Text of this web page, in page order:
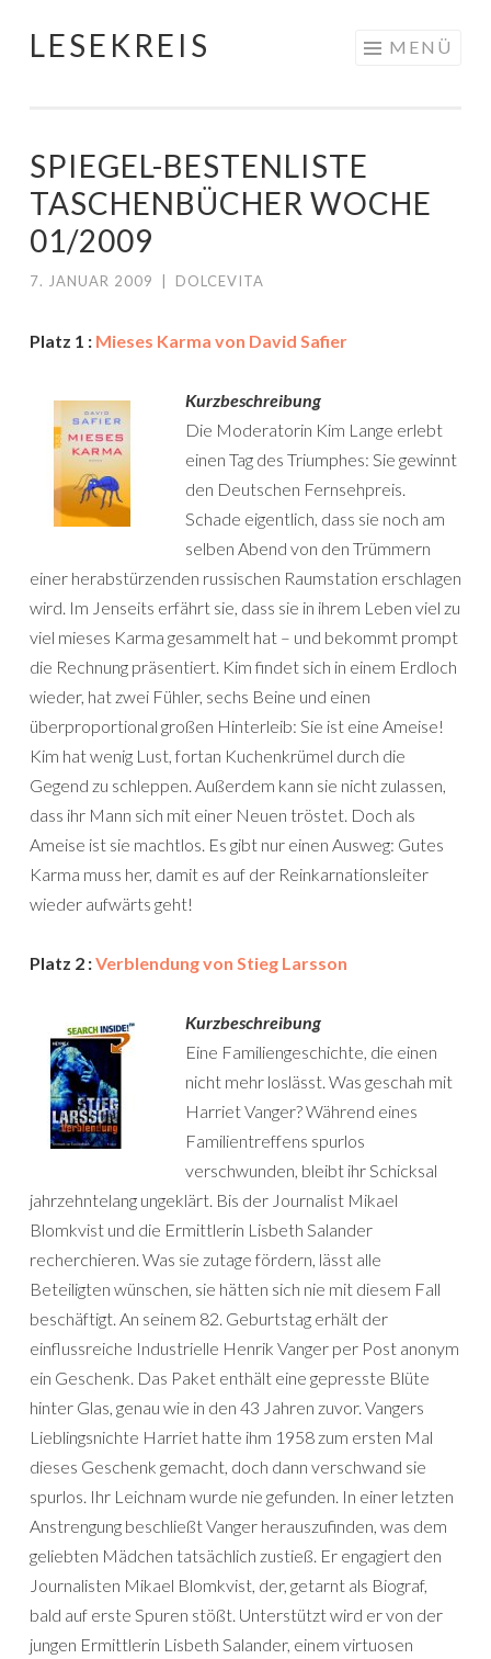
Springe
LESEKREIS MENÜ
SPIEGEL-BESTENLISTE
TASCHENBÜCHER WOCHE
01/2009
7. JANUAR 2009 DOLCEVITA
Platz 1 : Mieses Karma von David Safier
Kurzbeschreibung
Die Moderatorin Kim Lange erlebt
einen Tag des Triumphes: Sie gewinnt
den Deutschen Fernsehpreis.
Schade eigentlich, dass sie noch am
selben Abend von den Trümmern
einer herabstürzenden russischen Raumstation erschlagen
wird. Im Jenseits erfährt sie, dass sie in ihrem Leben viel zu
viel mieses Karma gesammelt hat – und bekommt prompt
die Rechnung präsentiert. Kim findet sich in einem Erdloch
wieder, hat zwei Fühler, sechs Beine und einen
überproportional großen Hinterleib: Sie ist eine Ameise!
Kim hat wenig Lust, fortan Kuchenkrümel durch die
Gegend zu schleppen. Außerdem kann sie nicht zulassen,
dass ihr Mann sich mit einer Neuen tröstet. Doch als
Ameise ist sie machtlos. Es gibt nur einen Ausweg: Gutes
Karma muss her, damit es auf der Reinkarnationsleiter
wieder aufwärts geht!
Platz 2 :Verblendung von Stieg Larsson
Kurzbeschreibung
Eine Familiengeschichte, die einen
nicht mehr loslässt. Was geschah mit
Harriet Vanger? Während eines
Familientreffens spurlos
verschwunden, bleibt ihr Schicksal
jahrzehntelang ungeklärt. Bis der Journalist Mikael
Blomkvist und die Ermittlerin Lisbeth Salander
recherchieren. Was sie zutage fördern, lässt alle
Beteiligten wünschen, sie hätten sich nie mit diesem Fall
beschäftigt. An seinem 82. Geburtstag erhält der
einflussreiche Industrielle Henrik Vanger per Post anonym
ein Geschenk. Das Paket enthält eine gepresste Blüte
hinter Glas, genau wie in den 43 Jahren zuvor. Vangers
Lieblingsnichte Harriet hatte ihm 1958 zum ersten Mal
dieses Geschenk gemacht, doch dann verschwand sie
spurlos. Ihr Leichnam wurde nie gefunden. In einer letzten
Anstrengung beschließt Vanger herauszufinden, was dem
geliebten Mädchen tatsächlich zustieß. Er engagiert den
Journalisten Mikael Blomkvist, der, getarnt als Biograf,
bald auf erste Spuren stößt. Unterstützt wird er von der
jungen Ermittlerin Lisbeth Salander, einem virtuosen